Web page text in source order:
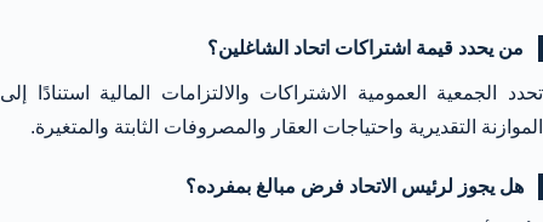
من يحدد قيمة اشتراكات اتحاد الشاغلين؟
تحدد الجمعية العمومية الاشتراكات والالتزامات المالية استنادًا إلى
الموازنة التقديرية واحتياجات العقار والمصروفات الثابتة والمتغيرة.
هل يجوز لرئيس الاتحاد فرض مبالغ بمفرده؟